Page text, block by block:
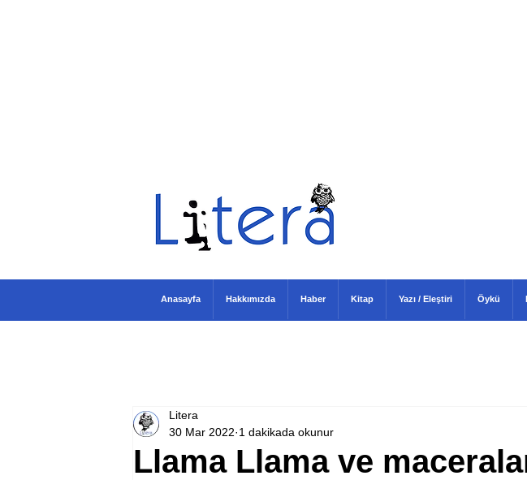
Llama Llama ve
Litera
30 Mar 2022 1 dakikada okunur
Anasayfa Hakkımızda Haber Kitap Yazı / Eleştiri Öykü